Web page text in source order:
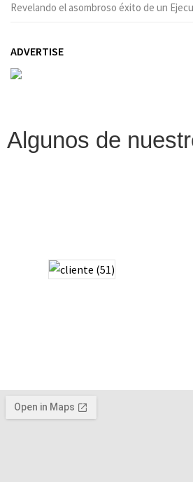
Revelando el asombroso éxito de un
ADVERTISE
Algunos de